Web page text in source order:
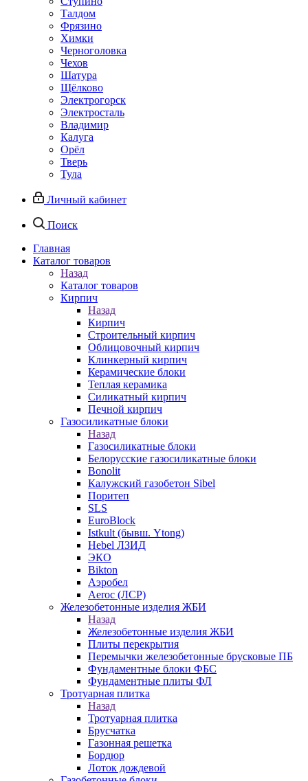
Талдом
Фрязино
Химки
Черноголовка
Чехов
Шатура
Щёлково
Электрогорск
Электросталь
Владимир
Калуга
Орёл
Тверь
Тула
Личный кабинет
Поиск
Главная
Каталог товаров
Назад
Каталог товаров
Кирпич
Назад
Кирпич
Строительный кирпич
Облицовочный кирпич
Клинкерный кирпич
Керамические блоки
Теплая керамика
Силикатный кирпич
Печной кирпич
Газосиликатные блоки
Назад
Газосиликатные блоки
Белорусские газосиликатные блоки
Bonolit
Калужский газобетон Sibel
Поритеп
SLS
EuroBlock
Istkult (бывш. Ytong)
Hebel ЛЗИД
ЭКО
Bikton
Аэробел
Aeroc (ЛСР)
Железобетонные изделия ЖБИ
Назад
Железобетонные изделия ЖБИ
Плиты перекрытия
Перемычки железобетонные брусковые ПБ
Фундаментные блоки ФБС
Фундаментные плиты ФЛ
Тротуарная плитка
Назад
Тротуарная плитка
Брусчатка
Газонная решетка
Бордюр
Лоток дождевой